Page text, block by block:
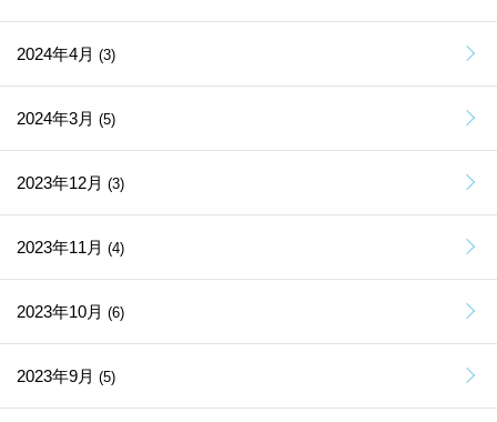
2024年4月 (3)
2024年3月 (5)
2023年12月 (3)
2023年11月 (4)
2023年10月 (6)
2023年9月 (5)